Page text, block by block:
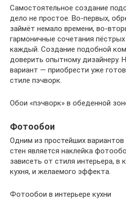
Самостоятельное создание
дело не простое. Во-первых,
займёт немало времени, во-
гармоничные сочетания
каждый. Создание подобной
доверить опытному дизайнеру.
вариант — приобрести уже
стиле пэчворк.
Обои «пэчворк» в обеденной
Фотообои
Одним из простейших
стен является наклейка
зависеть от стиля интерьера,
кухня, и желаемого эффекта.
Фотообои в интерьере кухни